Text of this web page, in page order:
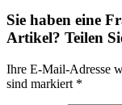
Sie haben eine
Artikel? Teilen
Ihre E-Mail-Adresse
sind markiert *